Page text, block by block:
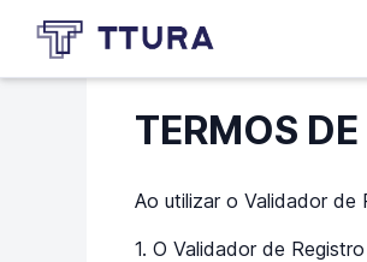
TERMOS
Ao utilizar o Validador
1. O Validador de